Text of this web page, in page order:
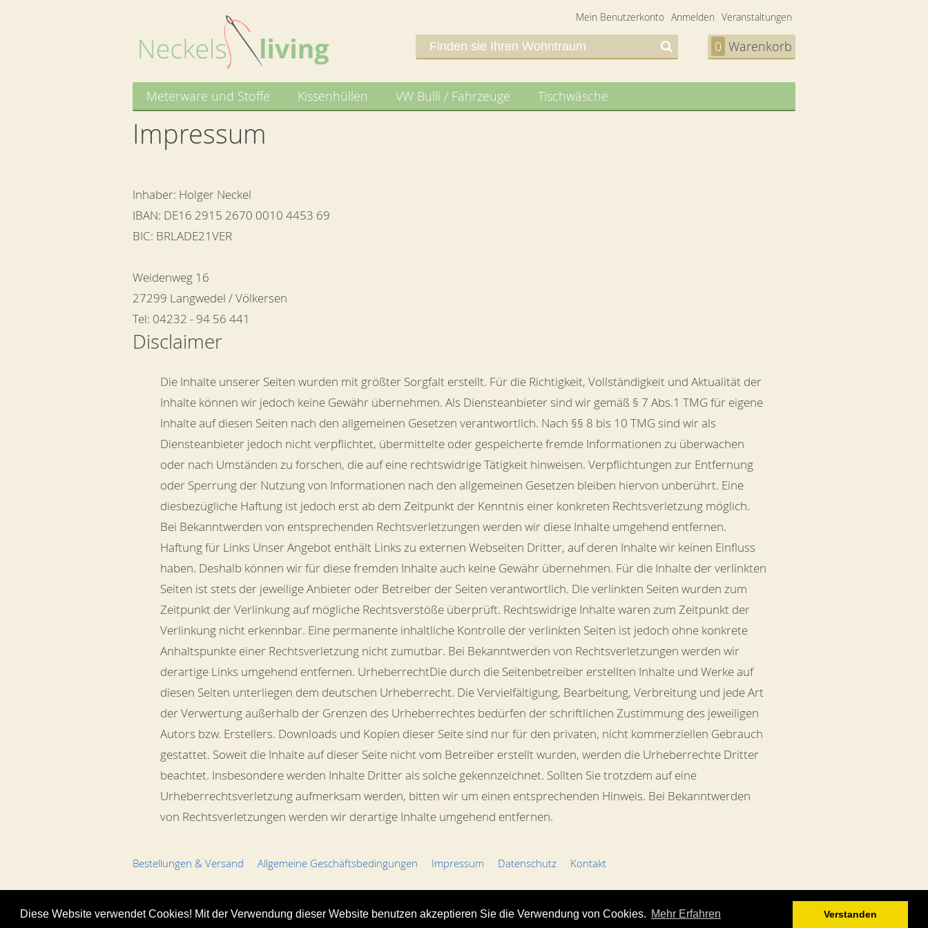
Diese Website verwendet Cookies! Mit der Verwendung dieser Website benutzen akzeptieren Sie die Verwendung von Cookies. Mehr Erfahren Verstanden
Mein Benutzerkonto Anmelden Veranstaltungen
0 Warenkorb
Meterware und Stoffe Kissenhüllen VW Bulli / Fahrzeuge Tischwäsche
Impressum
Inhaber: Holger Neckel
IBAN: DE16 2915 2670 0010 4453 69
BIC: BRLADE21VER
Weidenweg 16
27299 Langwedel / Völkersen
Tel: 04232 - 94 56 441
Disclaimer
Die Inhalte unserer Seiten wurden mit größter Sorgfalt erstellt. Für die Richtigkeit, Vollständigkeit und Aktualität der
Inhalte können wir jedoch keine Gewähr übernehmen. Als Diensteanbieter sind wir gemäß § 7 Abs.1 TMG für eigene
Inhalte auf diesen Seiten nach den allgemeinen Gesetzen verantwortlich. Nach §§ 8 bis 10 TMG sind wir als
Diensteanbieter jedoch nicht verpflichtet, übermittelte oder gespeicherte fremde Informationen zu überwachen
oder nach Umständen zu forschen, die auf eine rechtswidrige Tätigkeit hinweisen. Verpflichtungen zur Entfernung
oder Sperrung der Nutzung von Informationen nach den allgemeinen Gesetzen bleiben hiervon unberührt. Eine
diesbezügliche Haftung ist jedoch erst ab dem Zeitpunkt der Kenntnis einer konkreten Rechtsverletzung möglich.
Bei Bekanntwerden von entsprechenden Rechtsverletzungen werden wir diese Inhalte umgehend entfernen.
Haftung für Links Unser Angebot enthält Links zu externen Webseiten Dritter, auf deren Inhalte wir keinen Einfluss
haben. Deshalb können wir für diese fremden Inhalte auch keine Gewähr übernehmen. Für die Inhalte der verlinkten
Seiten ist stets der jeweilige Anbieter oder Betreiber der Seiten verantwortlich. Die verlinkten Seiten wurden zum
Zeitpunkt der Verlinkung auf mögliche Rechtsverstöße überprüft. Rechtswidrige Inhalte waren zum Zeitpunkt der
Verlinkung nicht erkennbar. Eine permanente inhaltliche Kontrolle der verlinkten Seiten ist jedoch ohne konkrete
Anhaltspunkte einer Rechtsverletzung nicht zumutbar. Bei Bekanntwerden von Rechtsverletzungen werden wir
derartige Links umgehend entfernen. UrheberrechtDie durch die Seitenbetreiber erstellten Inhalte und Werke auf
diesen Seiten unterliegen dem deutschen Urheberrecht. Die Vervielfältigung, Bearbeitung, Verbreitung und jede Art
der Verwertung außerhalb der Grenzen des Urheberrechtes bedürfen der schriftlichen Zustimmung des jeweiligen
Autors bzw. Erstellers. Downloads und Kopien dieser Seite sind nur für den privaten, nicht kommerziellen Gebrauch
gestattet. Soweit die Inhalte auf dieser Seite nicht vom Betreiber erstellt wurden, werden die Urheberrechte Dritter
beachtet. Insbesondere werden Inhalte Dritter als solche gekennzeichnet. Sollten Sie trotzdem auf eine
Urheberrechtsverletzung aufmerksam werden, bitten wir um einen entsprechenden Hinweis. Bei Bekanntwerden
von Rechtsverletzungen werden wir derartige Inhalte umgehend entfernen.
Bestellungen & Versand Allgemeine Geschäftsbedingungen Impressum Datenschutz Kontakt